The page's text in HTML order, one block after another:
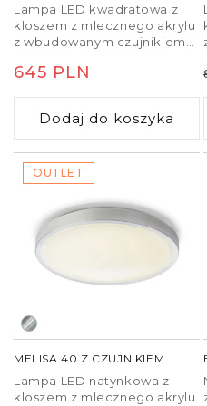
Wyobraźmy sobie
jednorodzinnego, gdzie
na wysokości około 2,5
świetlnym około 1200
Czujnik ma zasięg
obejmuje obszar
zewnętrzne
odpowiednie oświetlenie
wtedy, gdy ktoś się zbliża.
Częstym błędem jest
Jeśli czujnik znajduje się
wykrywanie ruchu może
Przy projektowaniu
poprowadzić zasilanie
montażu lampy lub
Lampa LED kwadratowa z
kloszem z mlecznego akrylu
z wbudowanym czujnikiem
Cena
regularna
645 PLN
Dodaj do koszyka
OUTLET
MELISA 40 Z CZUJNIKIEM
Lampa LED natynkowa z
kloszem z mlecznego akrylu